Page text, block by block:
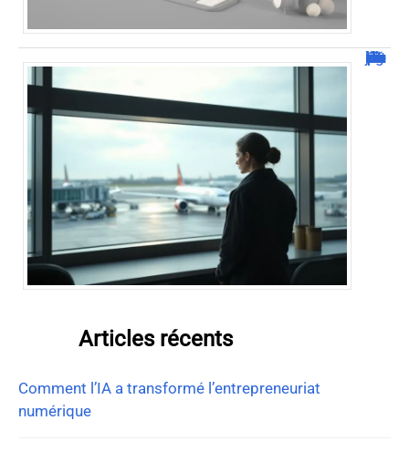
Combien de jour pour un décès d’un parent à l’étranger ?
Articles récents
Comment l’IA a transformé l’entrepreneuriat
numérique